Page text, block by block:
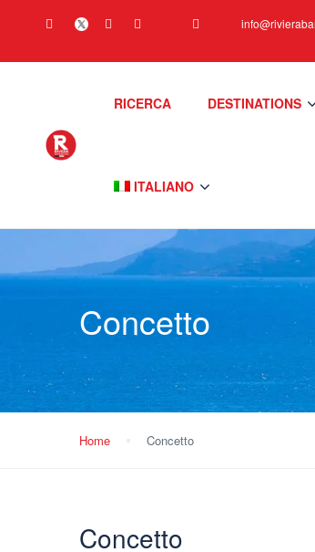
RICERCA DESTINATIONS
ITALIANO
Concetto
Home Concetto
Concetto